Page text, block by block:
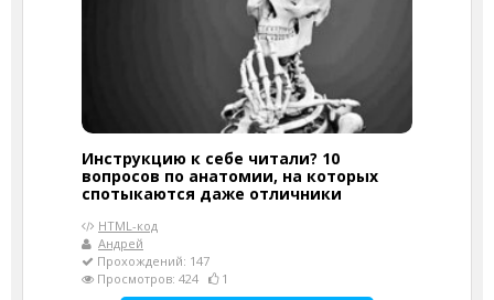
Инструкцию к себе читали? 10
вопросов по анатомии, на которых
спотыкаются даже отличники
HTML-код
Андрей
Прохождений: 147
Просмотров: 424
1